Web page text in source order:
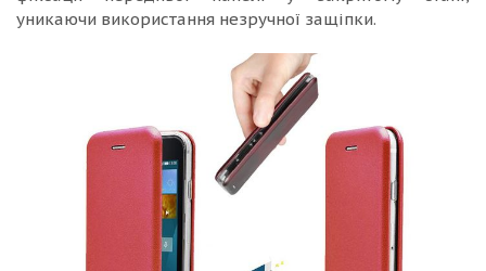
уникаючи використання незручної защіпки.